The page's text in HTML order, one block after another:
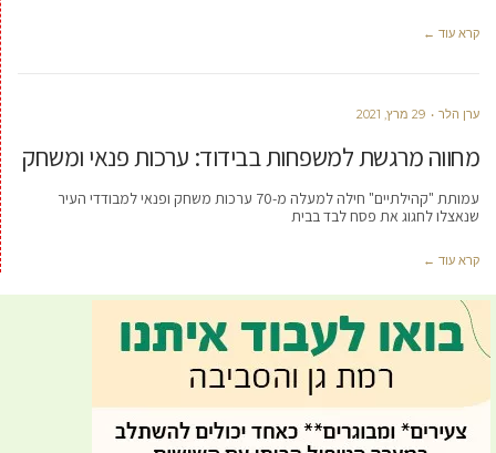
קרא עוד ←
ערן הלר 29 מרץ, 2021
מחווה מרגשת למשפחות בבידוד: ערכות פנאי ומשחק
עמותת "קהילתיים" חילה למעלה מ-70 ערכות משחק ופנאי למבודדי העיר
שנאצלו לחגוג את פסח לבד בבית
קרא עוד ←